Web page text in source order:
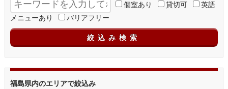
個室あり 貸切可
英語
メニューあり
バリアフリー
福島県内のエリアで絞込み